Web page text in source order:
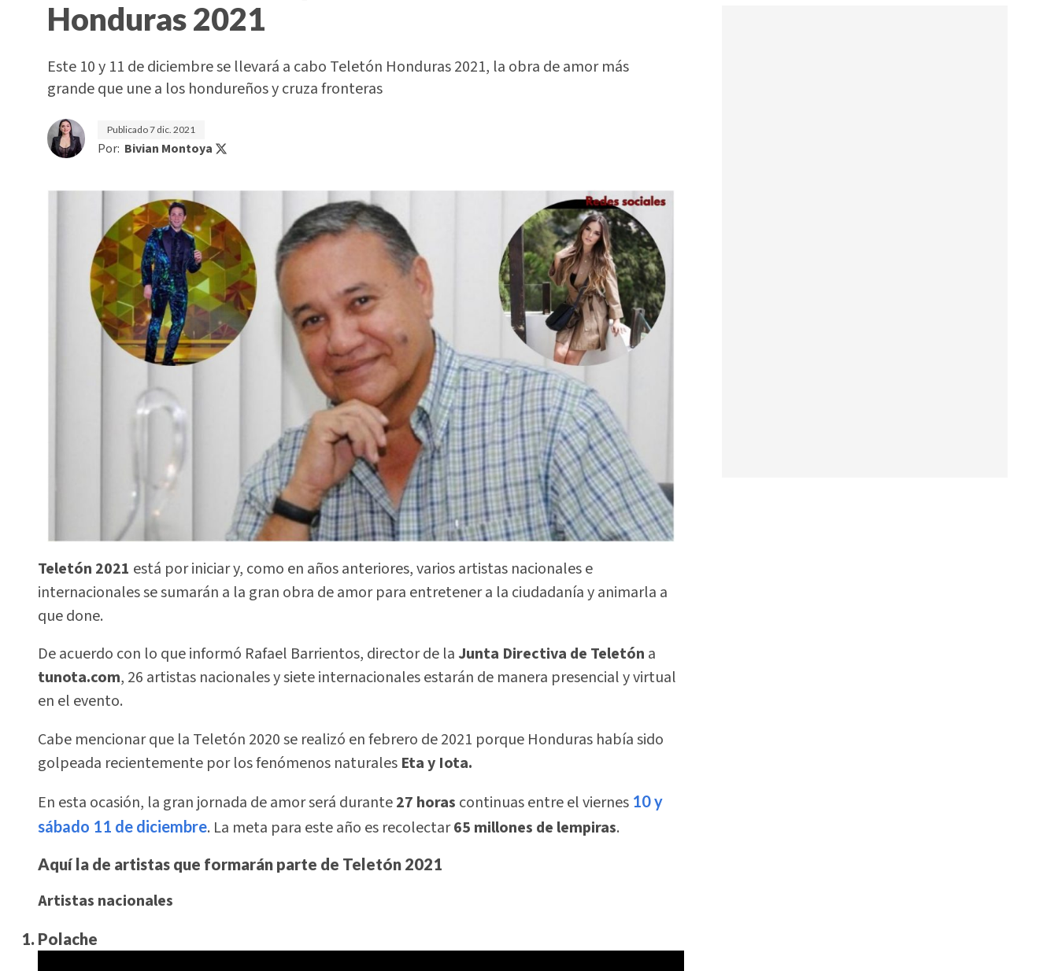
Honduras 2021
Este 10 y 11 de diciembre se llevará a cabo Teletón Honduras 2021, la obra de amor más
grande que une a los hondureños y cruza fronteras
Publicado7 dic. 2021
Por: Bivian Montoya
Teletón 2021 está por iniciar y, como en años anteriores, varios artistas nacionales e
internacionales se sumarán a la gran obra de amor para entretener a la ciudadanía y animarla a
que done.
De acuerdo con lo que informó Rafael Barrientos, director de laJunta Directiva de Teletón a
tunota.com, 26 artistas nacionales y siete internacionales estarán de manera presencial y virtual
en el evento.
Cabe mencionar que la Teletón 2020 se realizó en febrero de 2021 porque Honduras había sido
golpeada recientemente por los fenómenos naturales Eta y Iota.
En esta ocasión, la gran jornada de amor será durante27 horas continuas entre el viernes 10 y
sábado 11 de diciembre. La meta para este año es recolectar65 millones de lempiras.
Aquí la de artistas que formarán parte de Teletón 2021
Artistas nacionales
Polache